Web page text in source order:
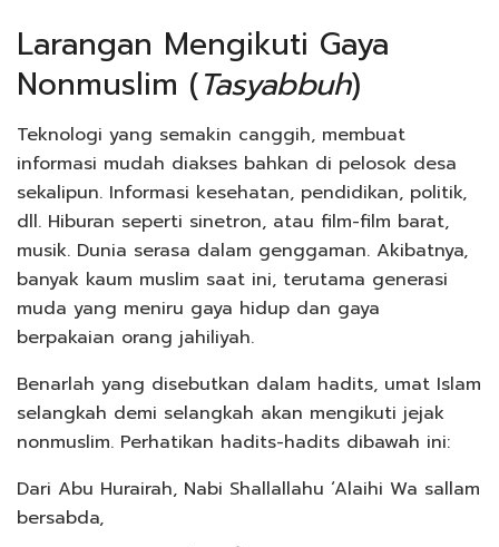
Larangan Mengikuti Gaya
Nonmuslim (Tasyabbuh)
Teknologi yang semakin canggih, membuat
informasi mudah diakses bahkan di pelosok desa
sekalipun. Informasi kesehatan, pendidikan, politik,
dll. Hiburan seperti sinetron, atau film-film barat,
musik. Dunia serasa dalam genggaman. Akibatnya,
banyak kaum muslim saat ini, terutama generasi
muda yang meniru gaya hidup dan gaya
berpakaian orang jahiliyah.
Benarlah yang disebutkan dalam hadits, umat Islam
selangkah demi selangkah akan mengikuti jejak
nonmuslim. Perhatikan hadits-hadits dibawah ini:
Dari Abu Hurairah, Nabi Shallallahu ‘Alaihi Wa sallam
bersabda,